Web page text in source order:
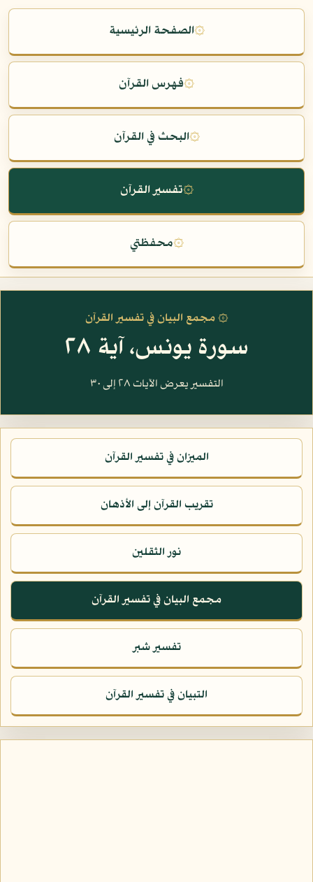
۞الصفحة الرئيسية
۞فهرس القرآن
۞البحث في القرآن
۞تفسير القرآن
۞محفظتي
۞ مجمع البيان في تفسير القرآن
سورة يونس، آية ٢٨
التفسير يعرض الآيات ٢٨ إلى ٣٠
الميزان في تفسير القرآن
تقريب القرآن إلى الأذهان
نور الثقلين
مجمع البيان في تفسير القرآن
تفسير شبر
التبيان في تفسير القرآن